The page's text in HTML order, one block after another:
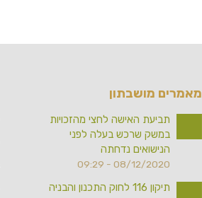
מאמרים מושבתון
תביעת האישה לחצי מהזכויות
במשק שרכש בעלה לפני
הנישואים נדחתה
08/12/2020 - 09:29
תיקון 116 לחוק התכנון והבניה